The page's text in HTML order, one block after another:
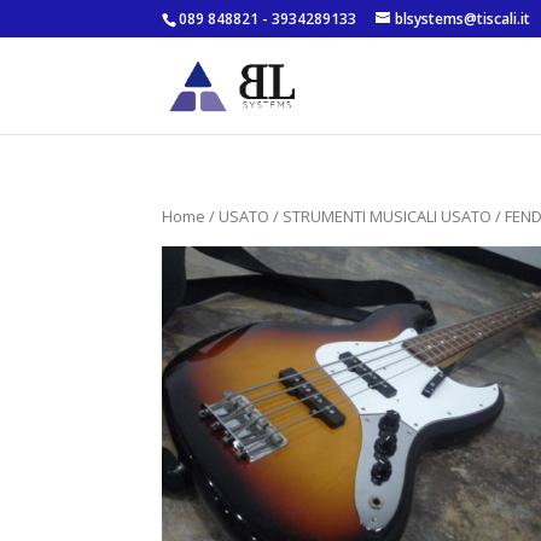
089 848821 - 3934289133 blsystems@tiscali.it
Home / USATO / STRUMENTI MUSICALI USATO /